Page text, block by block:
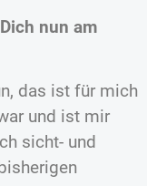
nun am
das ist für mich
und ist mir
sicht- und